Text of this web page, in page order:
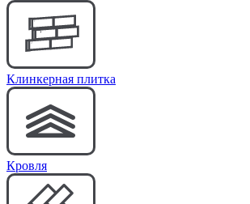
Клинкерная плитка
Кровля